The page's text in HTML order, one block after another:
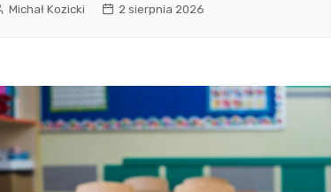
Michał Kozicki 2 sierpnia 2026